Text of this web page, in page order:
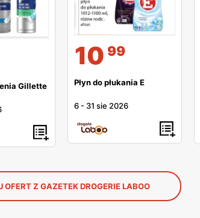
Gillette
10 99
Płyn do płukania E
6 - 31 sie 2026
OFERT Z GAZETEK DROGERIE LABOO